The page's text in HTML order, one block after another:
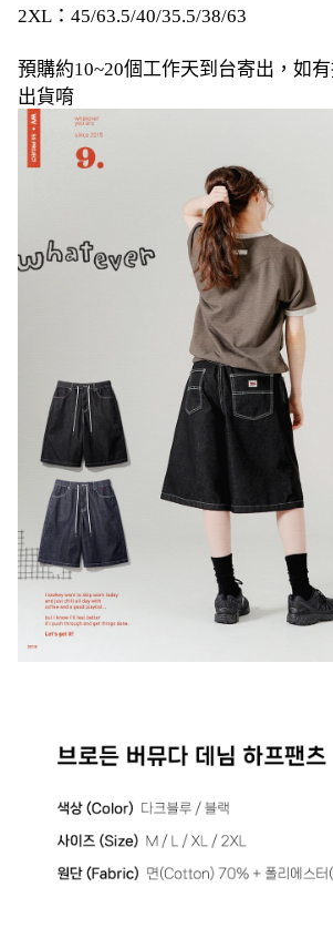
2XL：45/63.5/40/35.5/38/63
預購約10~20個工作天到台寄出，如
出貨唷